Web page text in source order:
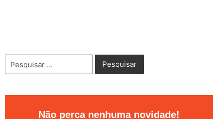
Não perca nenhuma novidade!